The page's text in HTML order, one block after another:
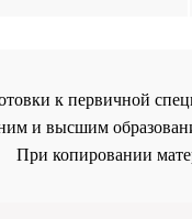
к первичной
и высшим
При копировании